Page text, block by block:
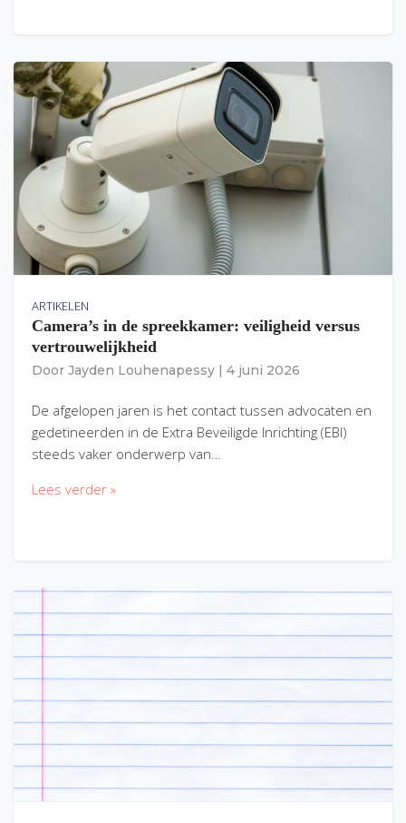
ARTIKELEN
Camera’s in de spreekkamer: veiligheid versus
vertrouwelijkheid
Door Jayden Louhenapessy 4 juni 2026
De afgelopen jaren is het contact tussen advocaten en
gedetineerden in de Extra Beveiligde Inrichting (EBI)
steeds vaker onderwerp van…
Lees verder »